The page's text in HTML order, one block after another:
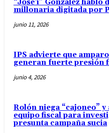
“José’i” González habló
millonaria digitada por
junio 11, 2026
IPS advierte que
generan fuerte presión
junio 4, 2026
Rolón niega “cajoneo” y
equipo fiscal para
presunta campaña sucia